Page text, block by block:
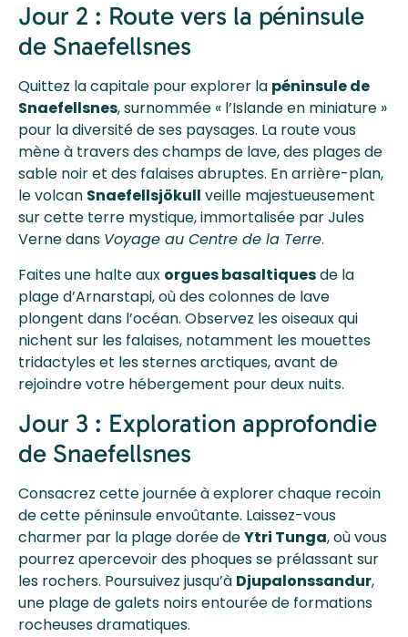
Jour 2 : Route vers la péninsule
de Snaefellsnes
Quittez la capitale pour explorer la péninsule de
Snaefellsnes, surnommée « l’Islande en miniature »
pour la diversité de ses paysages. La route vous
mène à travers des champs de lave, des plages de
sable noir et des falaises abruptes. En arrière-plan,
le volcan Snaefellsjökull veille majestueusement
sur cette terre mystique, immortalisée par Jules
Verne dans Voyage au Centre de la Terre.
Faites une halte aux orgues basaltiquesde la
plage d’Arnarstapi, où des colonnes de lave
plongent dans l’océan. Observez les oiseaux qui
nichent sur les falaises, notamment les mouettes
tridactyles et les sternes arctiques, avant de
rejoindre votre hébergement pour deux nuits.
Jour 3 : Exploration approfondie
de Snaefellsnes
Consacrez cette journée à explorer chaque recoin
de cette péninsule envoûtante. Laissez-vous
charmer par la plage dorée deYtri Tunga, où vous
pourrez apercevoir des phoques se prélassant sur
les rochers. Poursuivez jusqu’à Djupalonssandur,
une plage de galets noirs entourée de formations
rocheuses dramatiques.